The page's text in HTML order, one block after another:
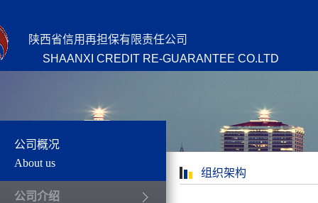
陕西省信用再担保有限责任公司
SHAANXI CREDIT RE-GUARANTEE CO.LTD
公司概况
About us
公司介绍
组织架构